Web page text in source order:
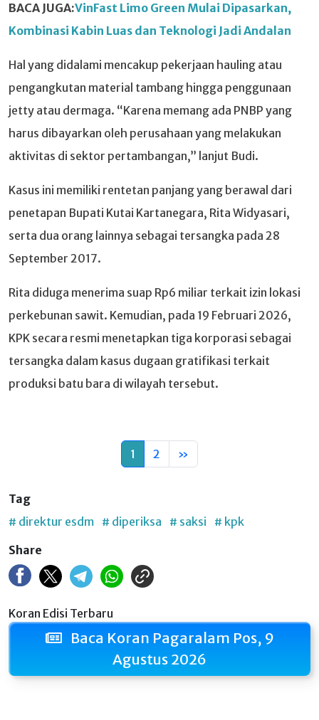
BACA JUGA:VinFast Limo Green Mulai Dipasarkan,
Kombinasi Kabin Luas dan Teknologi Jadi Andalan
Hal yang didalami mencakup pekerjaan hauling atau
pengangkutan material tambang hingga penggunaan
jetty atau dermaga. “Karena memang ada PNBP yang
harus dibayarkan oleh perusahaan yang melakukan
aktivitas di sektor pertambangan,” lanjut Budi.
Kasus ini memiliki rentetan panjang yang berawal dari
penetapan Bupati Kutai Kartanegara, Rita Widyasari,
serta dua orang lainnya sebagai tersangka pada 28
September 2017.
Rita diduga menerima suap Rp6 miliar terkait izin lokasi
perkebunan sawit. Kemudian, pada 19 Februari 2026,
KPK secara resmi menetapkan tiga korporasi sebagai
tersangka dalam kasus dugaan gratifikasi terkait
produksi batu bara di wilayah tersebut.
1 2 »
Tag
# direktur esdm # diperiksa # saksi
# kpk
Share
Koran Edisi Terbaru
Baca Koran Pagaralam Pos, 9
Agustus 2026